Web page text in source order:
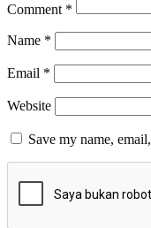
Comment *
Name *
Email *
Website
Save my name,